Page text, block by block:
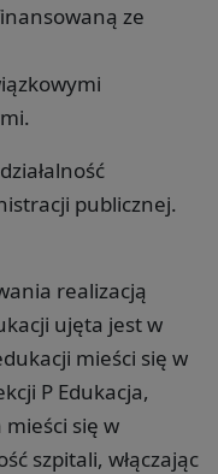
ze
publicznej.
realizacją
ujęta jest w
mieści się w
P Edukacja,
się w
szpitali, włączając